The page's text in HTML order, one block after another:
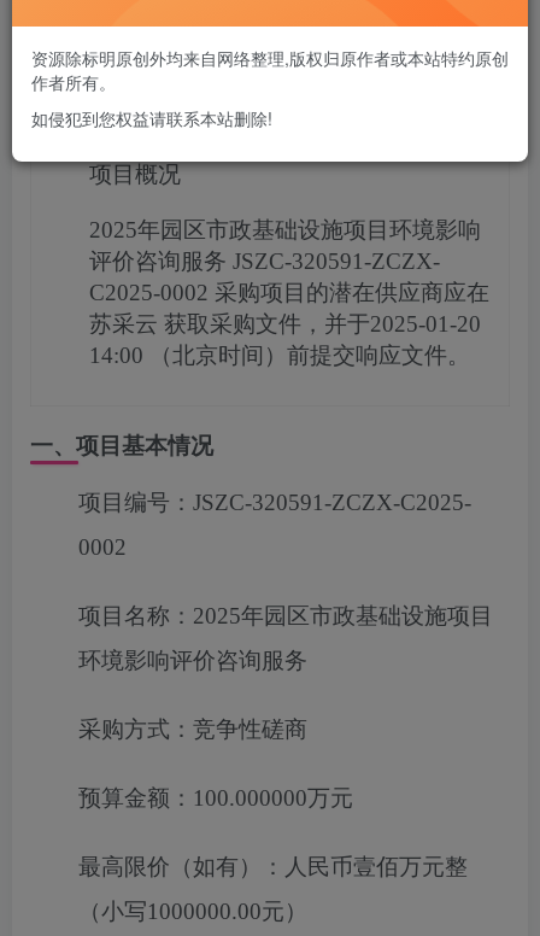
项目概况
2025年园区市政基础设施项目环境影响
评价咨询服务 JSZC-320591-ZCZX-
C2025-0002 采购项目的潜在供应商应在
苏采云 获取采购文件，并于2025-01-20
14:00 （北京时间）前提交响应文件。
一、项目基本情况
项目编号： JSZC-320591-ZCZX-C2025-
0002
项目名称： 2025年园区市政基础设施项目
环境影响评价咨询服务
采购方式： 竞争性磋商
预算金额： 100.000000万元
最高限价（如有）： 人民币壹佰万元整
（小写1000000.00元）
资源除标明原创外均来自网络整理,版权归原作者或本站特约原创
作者所有。
如侵犯到您权益请联系本站删除!